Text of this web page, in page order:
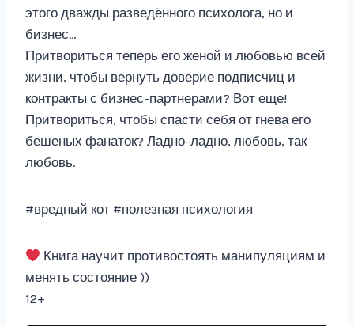
этого дважды разведённого психолога, но и
бизнес…
Притвориться теперь его женой и любовью всей
жизни, чтобы вернуть доверие подписчиц и
контракты с бизнес-партнерами? Вот еще!
Притвориться, чтобы спасти себя от гнева его
бешеных фанаток? Ладно-ладно, любовь, так
любовь.
#вредный кот #полезная психология
Книга научит противостоять манипуляциям и
менять состояние ))
12+